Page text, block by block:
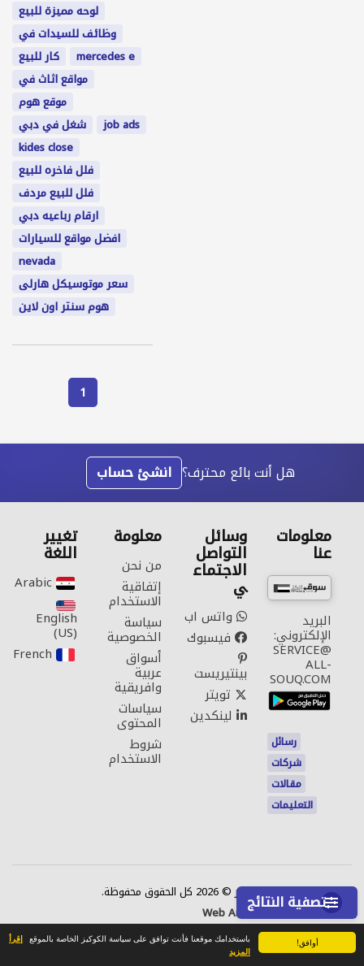
أوافق! باستخدامك موقعنا فأنت توافق على سياسة الكوكيز الخاصة بالموقع إقرأ
المزيد
تصفية النتائج
لوحه مميزة للبيع
وظائف للسيدات في
كار للبيع
mercedes e
مواقع اثاث في
موقع هوم
شغل في دبي
job ads
kides close
فلل فاخره للبيع
فلل للبيع مردف
ارقام رباعيه دبي
افضل مواقع للسيارات
nevada
سعر موتوسيكل هارلى
هوم سنتر اون لاين
1
هل أنت بائع محترف؟ انشئ حساب
معلومات
عنا
البريد
الإلكتروني:
SERVICE@
ALL-
SOUQ.COM
رسائل
شركات
مقالات
التعليمات
وسائل
التواصل
الاجتماع
ي
واتس اب
فيسبوك
بينتيريست
تويتر
لينكدين
معلومة
من نحن
إتفاقية
الاستخدام
سياسة
الخصوصية
أسواق
عربية
وافريقية
سياسات
المحتوى
شروط
الاستخدام
تغيير
اللغة
Arabic‎
English
(US)‎
French‎
اتصل بناحقوق النشر © 2026 كل الحقوق محفوظة.
Web Annonces Technology
رسائل